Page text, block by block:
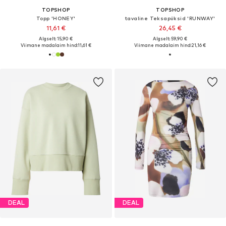
TOPSHOP
Topp 'HONEY'
11,61 €
Algselt: 15,90 €
Viimane madalaim hind:11,61 €
TOPSHOP
tavaline Teksapüksid 'RUNWAY'
26,45 €
Algselt: 59,90 €
Viimane madalaim hind:21,16 €
DEAL DEAL